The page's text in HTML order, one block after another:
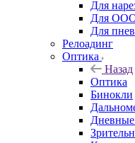
Для
Для
Для
Релоадинг
Оптика
Назад
Оптика
Бинокли